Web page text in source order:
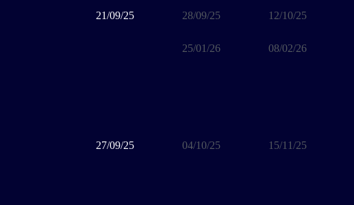
21/09/25
28/09/25 12/10/25
25/01/26 08/02/26
27/09/25
04/10/25 15/11/25